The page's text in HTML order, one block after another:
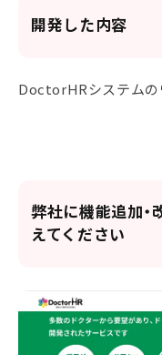
開発した内容
DoctorHRシステムの
弊社に機能追加・
えてください